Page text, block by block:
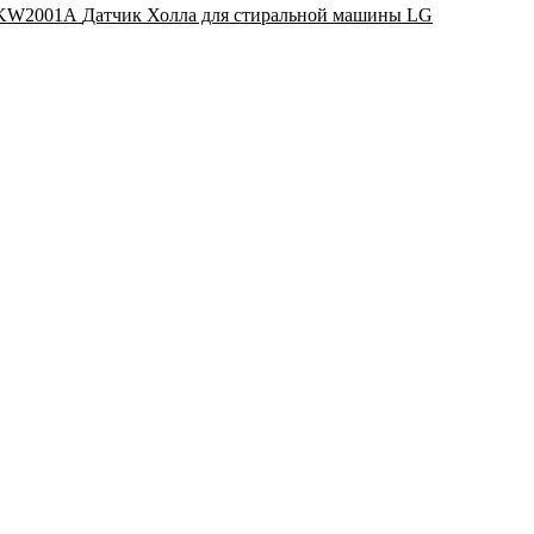
Датчик Холла для стиральной машины LG